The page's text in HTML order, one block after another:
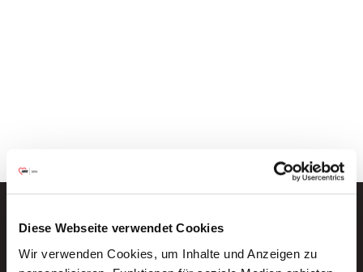
Diese Webseite verwendet Cookies
Wir verwenden Cookies, um Inhalte und Anzeigen zu